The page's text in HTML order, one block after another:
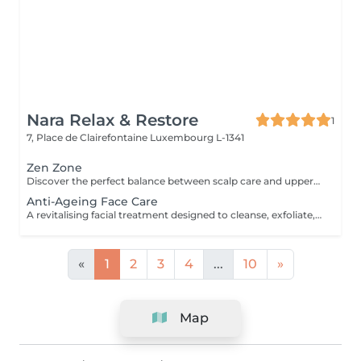
Nara Relax & Restore
1
7, Place de Clairefontaine Luxembourg L-1341
Zen Zone
Discover the perfect balance between scalp care and upper-body relaxation. This signature wellness package combines a 60-minute Head Spa with a 30-minute Office Syndrome Back & Shoulder Massage to release tension, refresh the mind, and promote deep relaxation from head to shoulders. Includes: Head Spa 60 min Office Syndrome Back & Shoulder Massage 30 min
Anti-Ageing Face Care
A revitalising facial treatment designed to cleanse, exfoliate, and nourish the skin while promoting a fresh and radiant appearance. Combining carefully selected skincare products with relaxing facial massage techniques, this treatment helps leave the skin feeling smooth, refreshed, and beautifully cared for.
« 1 2 3 4 ... 10 »
Map